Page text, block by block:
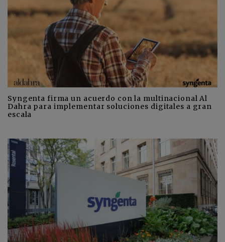
Syngenta firma un acuerdo con la multinacional Al
Dahra para implementar soluciones digitales a gran
escala